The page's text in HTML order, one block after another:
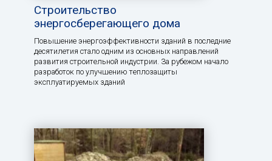
Строительство
энергосберегающего дома
Повышение энергоэффективности зданий в последние
десятилетия стало одним из основных направлений
развития строительной индустрии. За рубежом начало
разработок по улучшению теплозащиты
эксплуатируемых зданий